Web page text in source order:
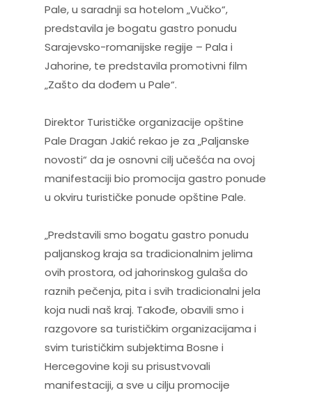
Pale, u saradnji sa hotelom „Vučko“,
predstavila je bogatu gastro ponudu
Sarajevsko-romanijske regije – Pala i
Jahorine, te predstavila promotivni film
„Zašto da dođem u Pale“.
Direktor Turističke organizacije opštine
Pale Dragan Jakić rekao je za „Paljanske
novosti“ da je osnovni cilj učešća na ovoj
manifestaciji bio promocija gastro ponude
u okviru turističke ponude opštine Pale.
„Predstavili smo bogatu gastro ponudu
paljanskog kraja sa tradicionalnim jelima
ovih prostora, od jahorinskog gulaša do
raznih pečenja, pita i svih tradicionalni jela
koja nudi naš kraj. Takođe, obavili smo i
razgovore sa turističkim organizacijama i
svim turističkim subjektima Bosne i
Hercegovine koji su prisustvovali
manifestaciji, a sve u cilju promocije